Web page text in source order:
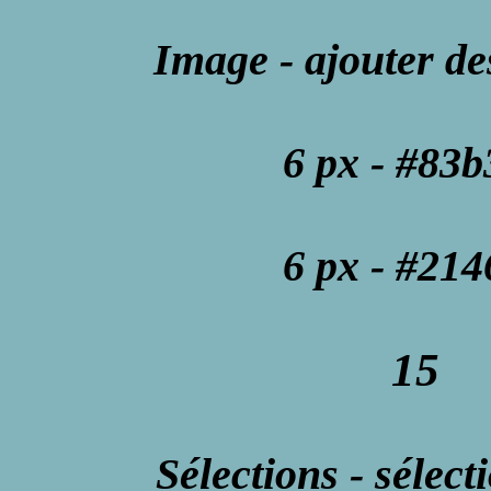
Image - ajouter
6 px -
6 px -
15
Sélections -